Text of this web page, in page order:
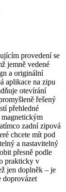
provedení se
jemně vedené
a originální
aplikace na zipu
otevírání
řešený
přehledné
magnetickým
zadní zipová
chcete mít pod
a nastavitelný
přesně podle
prakticky v
jen doplněk – je
doprovázet